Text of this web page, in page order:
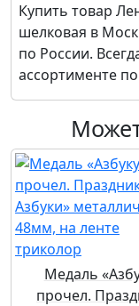
Купить товар
шелковая в
по России.
ассортименте
Медаль
прочел.